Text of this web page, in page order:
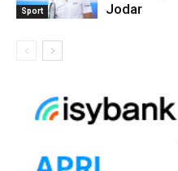
Sport
Jodar